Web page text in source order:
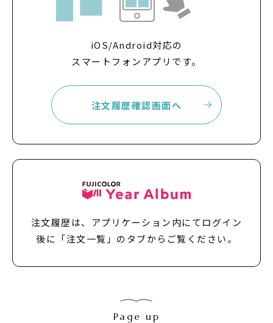
iOS/Android対応の
スマートフォンアプリです。
注文履歴確認画面へ
注文履歴は、アプリケーション内にてログイン
後に「注文一覧」のタブからご覧ください。
Page up